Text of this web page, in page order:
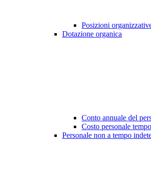
Posizioni
Dotazione organica
Conto annuale del
Costo personale
Personale non a tempo